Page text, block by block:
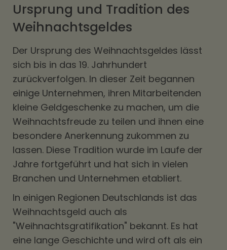
Ursprung und Tradition des
Weihnachtsgeldes
Der Ursprung des Weihnachtsgeldes lässt
sich bis in das 19. Jahrhundert
zurückverfolgen. In dieser Zeit begannen
einige Unternehmen, ihren Mitarbeitenden
kleine Geldgeschenke zu machen, um die
Weihnachtsfreude zu teilen und ihnen eine
besondere Anerkennung zukommen zu
lassen. Diese Tradition wurde im Laufe der
Jahre fortgeführt und hat sich in vielen
Branchen und Unternehmen etabliert.
In einigen Regionen Deutschlands ist das
Weihnachtsgeld auch als
"Weihnachtsgratifikation" bekannt. Es hat
eine lange Geschichte und wird oft als ein